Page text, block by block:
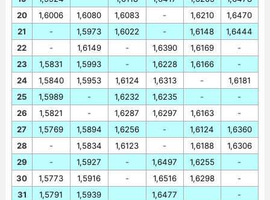
20
21
22
23
24
25
26
27
28
29
30
31
1,6006
-
-
1,5831
1,5840
1,5989
1,5821
1,5769
-
-
1,5773
1,5791
1,6080
1,5973
1,6149
1,5993
1,5953
-
-
1,5894
1,5834
1,5927
1,5916
1,5939
1,6083
1,6022
-
-
1,6124
1,6232
1,6287
1,6256
1,6123
-
-
-
-
1,6390
1,6228
1,6313
1,6235
1,6297
-
-
1,6497
1,6516
1,6477
1,6210
1,6148
1,6169
1,6166
-
-
1,6163
1,6124
1,6188
1,6255
1,6298
1,6470
1,6444
-
-
1,6181
-
-
1,6360
1,6306
-
-
-